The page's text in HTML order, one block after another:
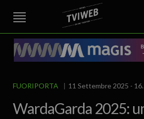
STREET TG CRONACA VENETO
AREA BERICA
ECONOMIA
EDITORIALE ITALIA E MONDO CURIOSITÀ –
SPORT
IL GRAFFIO FOOD & DRINK
FUORIPORTA 11 Settembre 2025 -
WardaGarda 2025: